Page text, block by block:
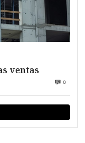
ventas
0